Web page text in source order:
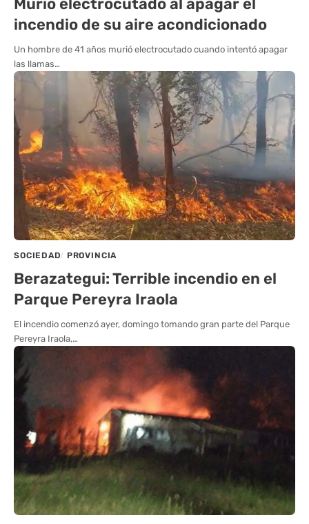
Murió electrocutado al apagar el
incendio de su aire acondicionado
Un hombre de 41 años murió electrocutado cuando intentó apagar
las llamas…
SOCIEDAD PROVINCIA
Berazategui: Terrible incendio en el
Parque Pereyra Iraola
El incendio comenzó ayer, domingo tomando gran parte del Parque
Pereyra Iraola,…